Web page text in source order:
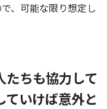
、可能な限り想定し
たちも協力して
ていけば意外と